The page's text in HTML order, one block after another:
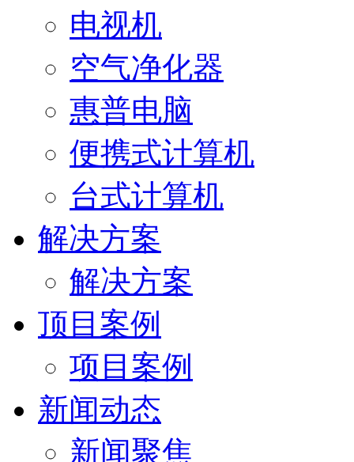
电视机
空气净化器
惠普电脑
便携式计算机
台式计算机
解决方案
解决方案
顶目案例
项目案例
新闻动态
新闻聚焦